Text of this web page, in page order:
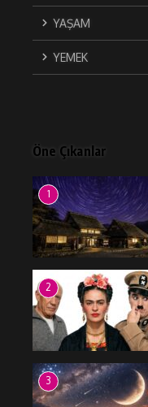
YAŞAM
YEMEK
Öne Çıkanlar
1
2
3